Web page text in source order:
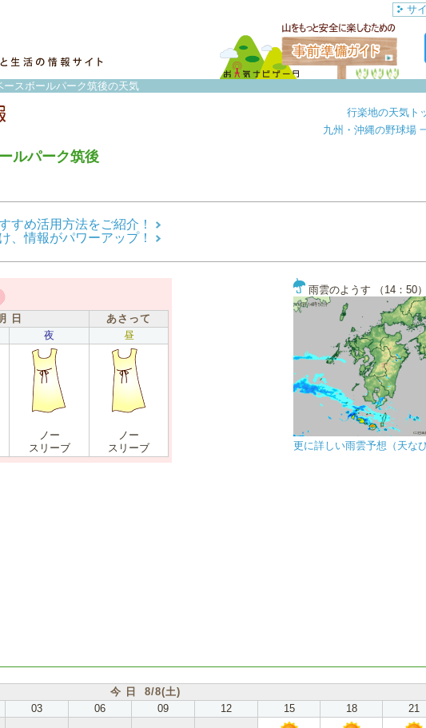
サ
ースボールパーク筑後の天気
ルパーク筑後
行楽地の天気ト
九州・沖縄の野球場
すめ活用方法をご紹介！
、情報がパワーアップ！
日
あさって
夜 昼
ノー
スリーブ
ノー
スリーブ
雨雲のようす （14：50）
更に詳しい雨雲予想（天な
今 日 8/8(土)
03 06 09 12 15 18
21